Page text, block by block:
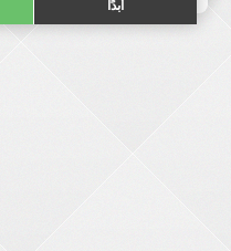
أبدًا